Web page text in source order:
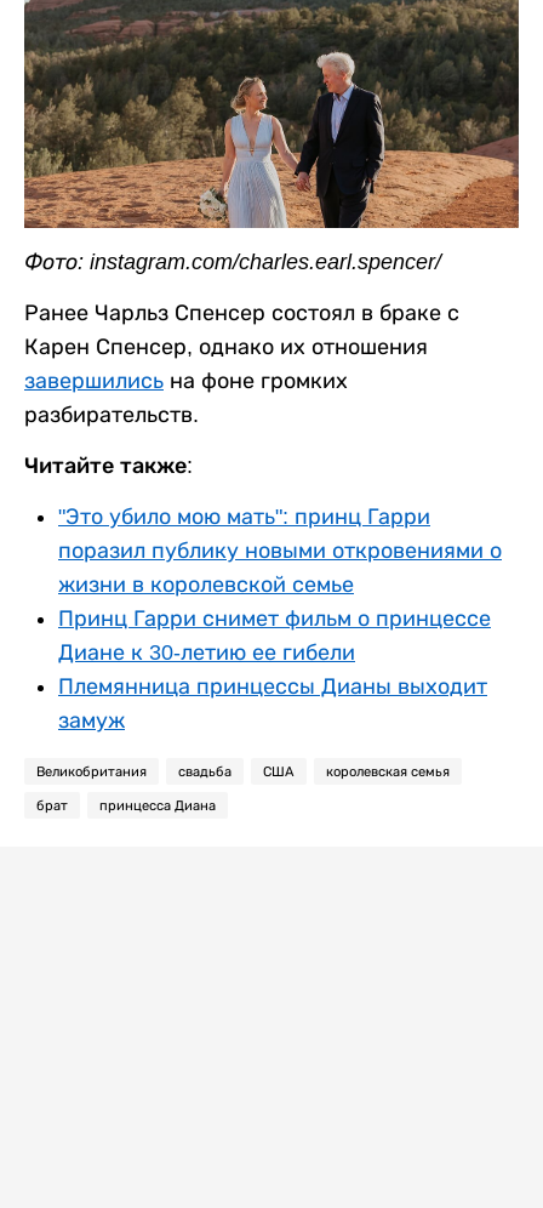
Фото: instagram.com/charles.earl.spencer/
Ранее Чарльз Спенсер состоял в браке с
Карен Спенсер, однако их отношения
завершились на фоне громких
разбирательств.
Читайте также:
"Это убило мою мать": принц Гарри
поразил публику новыми откровениями о
жизни в королевской семье
Принц Гарри снимет фильм о принцессе
Диане к 30-летию ее гибели
Племянница принцессы Дианы выходит
замуж
Великобритания свадьба США королевская семья
брат принцесса Диана